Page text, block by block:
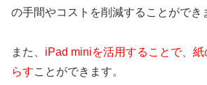
の手間やコストを削減することができ
また、 iPad miniを活用することで、
らすことができます。